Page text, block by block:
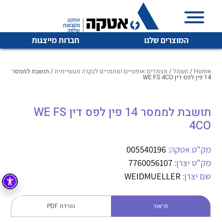
המוצרים שלנו חברות מייצגות
איכות | שרות | זמינות
אטקה בע”מ היא החברה הגדולה והמובילה בישראל בשיווק
מיתוג, בקרה , ואינסטלציה חשמלית ופעילה ב7 תחומים:
חשמל מיתוג ואינסטלציה חשמלית
קופסאות וארונות לחשמל, בקרה ואלקטרוניקה
לכל מוצרי היצרן לכל מוצרי היצרן
לכל מוצרי היצרן לכל מוצרי היצרן
Home
/ חשמל / מצמדים אופטיים ומתמרים לבקרה תעשייתית/ תושבת לממסר
14 פין לפס דין WE FS 4CO
תושבת לממסר 14 פין לפס דין WE FS
4CO
מק"ט אטקה: 005540196
מק"ט יצרן: 7760056107
שם יצרן: WEIDMUELLER
תיאור הורדת PDF